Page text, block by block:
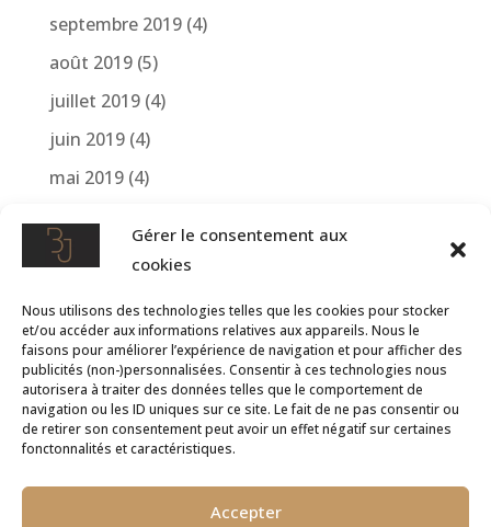
Gérer le consentement aux
cookies
Nous utilisons des technologies telles que les cookies pour stocker
et/ou accéder aux informations relatives aux appareils. Nous le
faisons pour améliorer l’expérience de navigation et pour afficher des
publicités (non-)personnalisées. Consentir à ces technologies nous
autorisera à traiter des données telles que le comportement de
navigation ou les ID uniques sur ce site. Le fait de ne pas consentir ou
de retirer son consentement peut avoir un effet négatif sur certaines
fonctonnalités et caractéristiques.
Accepter
septembre 2019(4)
août 2019(5)
juillet 2019(4)
juin 2019(4)
mai 2019(4)
mars 2019
mars 2018(1)